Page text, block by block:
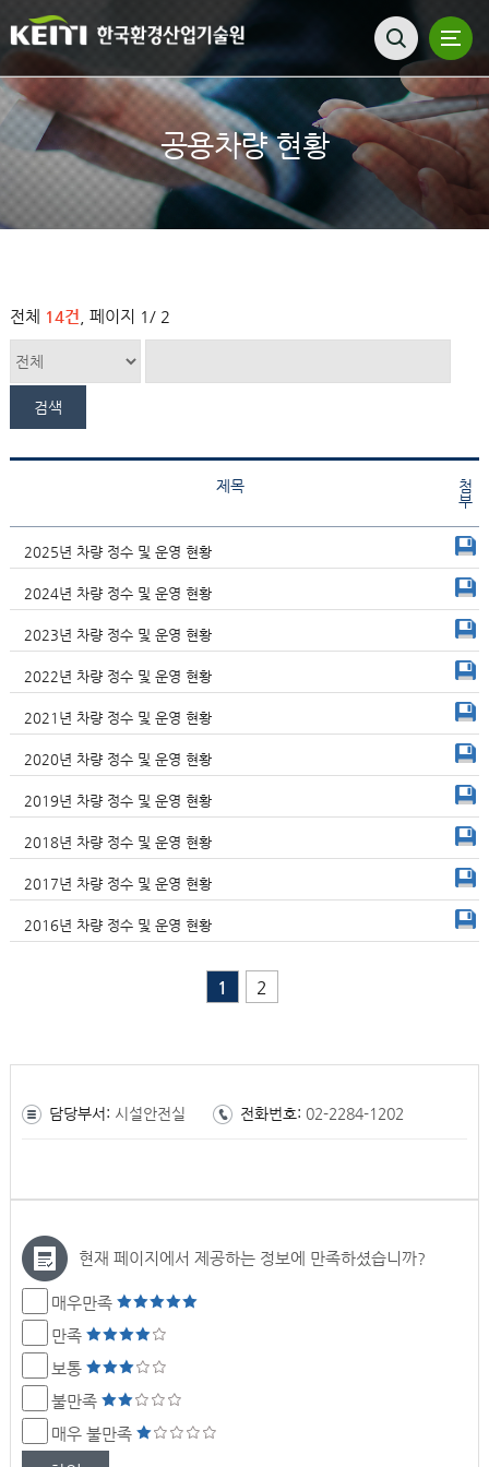
공용차량 현황
전체 14건 , 페이지 1 / 2
제목
첨
부
2025년 차량 정수 및 운영 현황
2024년 차량 정수 및 운영 현황
2023년 차량 정수 및 운영 현황
2022년 차량 정수 및 운영 현황
2021년 차량 정수 및 운영 현황
2020년 차량 정수 및 운영 현황
2019년 차량 정수 및 운영 현황
2018년 차량 정수 및 운영 현황
2017년 차량 정수 및 운영 현황
2016년 차량 정수 및 운영 현황
1 2
담당부서: 시설안전실 전화번호: 02-2284-1202
현재 페이지에서 제공하는 정보에 만족하셨습니까?
매우만족
만족
보통
불만족
매우 불만족